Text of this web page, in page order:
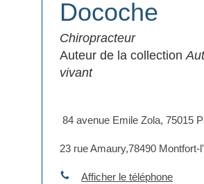
Docoche
Chiropracteur
Auteur de la collection
vivant
84 avenue Emile Zola, 75015
​23 rue Amaury,78490 Montfort-
Afficher le téléphone